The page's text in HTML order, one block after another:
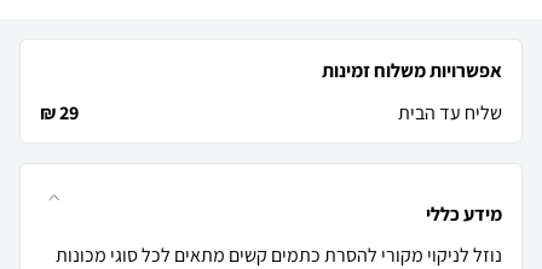
אפשרויות משלוח זמינות
שליח עד הבית
29 ₪
מידע כללי
נוזל לניקוי מקורי להסרת כתמים קשים מתאים לכל סוגי מכונות